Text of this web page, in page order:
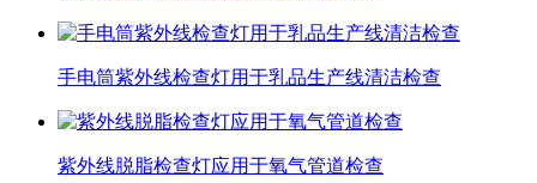
手电筒紫外线检查灯用于乳品生产线清洁检查
紫外线脱脂检查灯应用于氧气管道检查